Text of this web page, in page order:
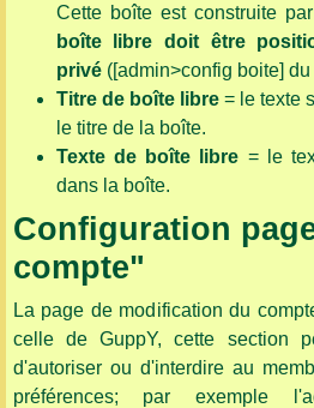
Cette boîte est construite
boîte libre doit être
privé([admin>config boite] du
Titre de boîte libre= le texte
le titre de la boîte.
Texte de boîte libre = le
dans la boîte.
Configuration
compte"
La page de modification du
celle de GuppY, cette section
d'autoriser ou d'interdire au
préférences; par exemple